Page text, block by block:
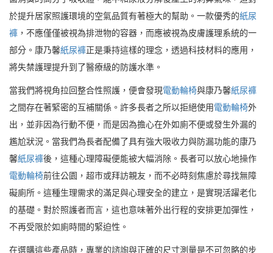
於提升居家照護環境的空氣品質有著極大的幫助。一款優秀的紙尿
褲 ，不應僅僅被視為排泄物的容器，而應被視為皮膚護理系統的一
部分。康乃馨紙尿褲正是秉持這樣的理念，透過科技材料的應用，
將失禁護理提升到了醫療級的防護水準。
當我們將視角拉回整合性照護，便會發現電動輪椅與康乃馨紙尿褲
之間存在著緊密的互補關係。許多長者之所以拒絕使用電動輪椅外
出，並非因為行動不便，而是因為擔心在外如廁不便或發生外漏的
尷尬狀況。當我們為長者配備了具有強大吸收力與防漏功能的康乃
馨紙尿褲後，這種心理障礙便能被大幅消除。長者可以放心地操作
電動輪椅前往公園，超市或拜訪親友，而不必時刻焦慮於尋找無障
礙廁所。這種生理需求的滿足與心理安全的建立，是實現活躍老化
的基礎。對於照護者而言，這也意味著外出行程的安排更加彈性，
不再受限於如廁時間的緊迫性。
在選購這些產品時，專業的諮詢與正確的尺寸測量是不可忽略的步